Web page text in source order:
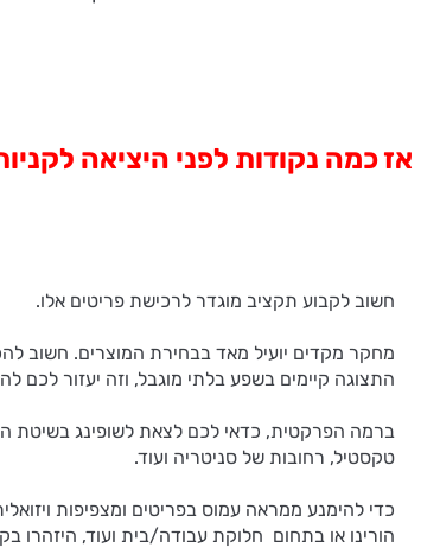
אז כמה נקודות לפני היציאה
חשוב לקבוע תקציב מוגדר לרכישת פריטים אלו.
מחקר מקדים יועיל מאד בבחירת המוצרים. חשוב
התצוגה קיימים בשפע בלתי מוגבל, וזה יעזור לכם
ברמה הפרקטית, כדאי לכם לצאת לשופינג בשיטת
טקסטיל, רחובות של סניטריה ועוד.
כדי להימנע ממראה עמוס בפריטים ומצפיפות
הורינו או בתחום חלוקת עבודה/בית ועוד,